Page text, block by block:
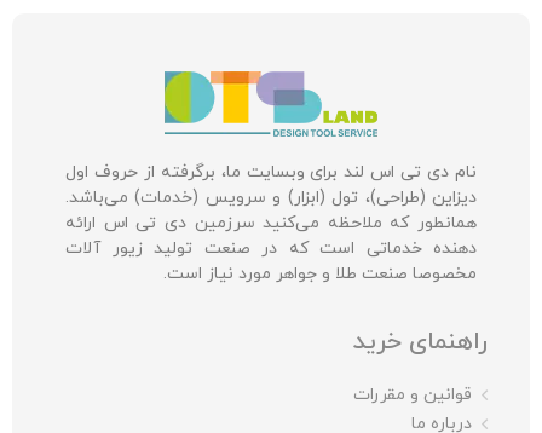
نام دی تی اس لند برای وبسایت ما، برگرفته از حروف اول
دیزاین (طراحی)، تول (ابزار) و سرویس (خدمات) می‌باشد.
همانطور که ملاحظه می‌کنید سرزمین دی تی اس ارائه
دهنده خدماتی است که در صنعت تولید زیور آلات
مخصوصا صنعت طلا و جواهر مورد نیاز است.
راهنمای خرید
قوانین و مقررات
درباره ما